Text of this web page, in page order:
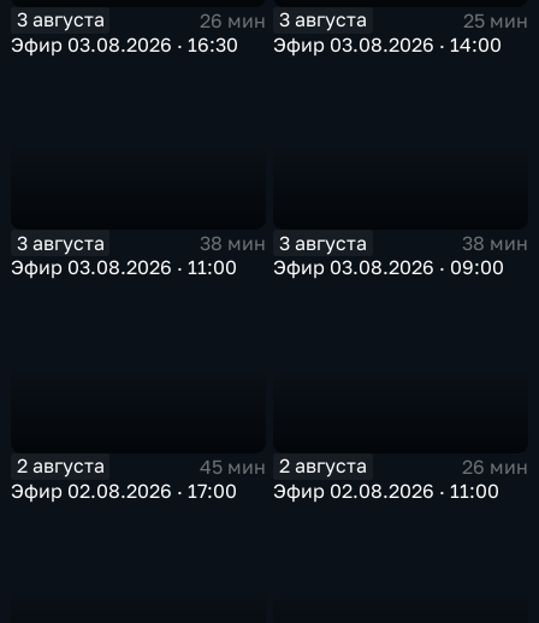
3 августа
26 мин
Эфир 03.08.2026 · 16:30
3 августа
25 мин
Эфир 03.08.2026 · 14:00
3 августа
38 мин
Эфир 03.08.2026 · 11:00
3 августа
38 мин
Эфир 03.08.2026 · 09:00
2 августа
45 мин
Эфир 02.08.2026 · 17:00
2 августа
26 мин
Эфир 02.08.2026 · 11:00